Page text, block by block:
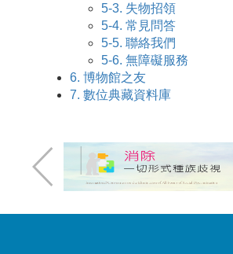
5-3. 失物招領
5-4. 常見問答
5-5. 聯絡我們
5-6. 無障礙服務
6. 博物館之友
7. 數位典藏資料庫